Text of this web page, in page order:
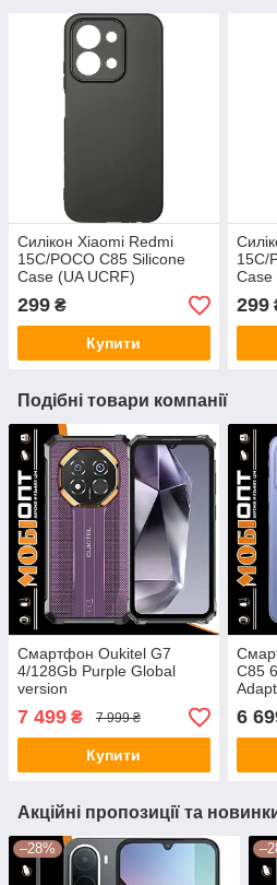
Силікон Xiaomi Redmi
15C/POCO C85 Silicone
Case (UA UCRF)
299 ₴
Купити
15C/
Case
299
Подібні товари компанії
Смартфон Oukitel G7
4/128Gb Purple Global
version
7 499 ₴ 7 999 ₴
Купити
C85
6
Акційні пропозиції та
–28%